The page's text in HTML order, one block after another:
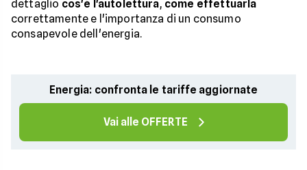
dettaglio cos'è l'autolettura, come effettuarla
correttamente e l'importanza di un consumo
consapevole dell'energia.
Energia: confronta le tariffe aggiornate
Vai alle OFFERTE